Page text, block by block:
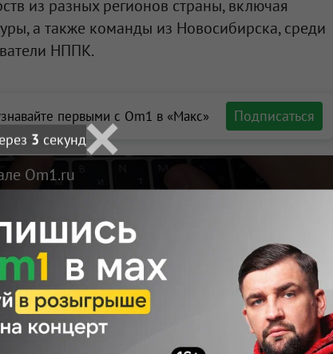
из разных регионов страны, включая
а также команды из Новосибирска, среди
НППК.
первыми с Om1 в «Макс» Подписаться
Om1.ru
врачи
2 секунд